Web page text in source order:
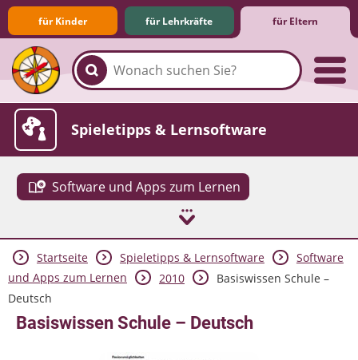
für Kinder für Lehrkräfte für Eltern
Familie & Medien
Spieletipps & Lernsoftware
Software und Apps zum Lernen
Die Jüngsten im Netz
Lexikon
Aktuelles
Startseite Spieletipps & Lernsoftware
Software
und Apps zum Lernen
2010
Basiswissen Schule –
Deutsch
Basiswissen Schule – Deutsch